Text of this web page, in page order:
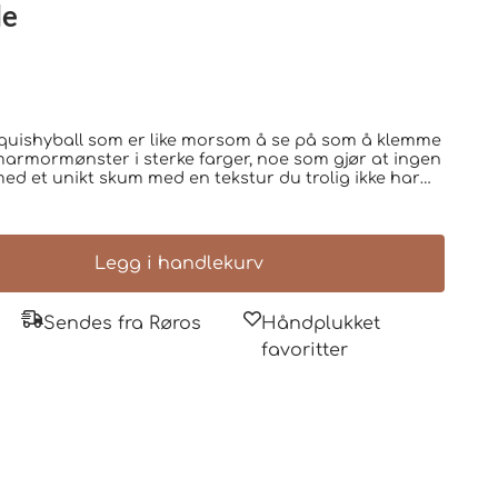
i sterke farger, noe som gjør at ingen
et unikt skum med en tekstur du trolig ikke har
gir en helt ny opplevelse. Den unike
tilfredsstillende å klemme på. Den store størrelsen
god klemmeopplevelse. Enten du bruker
en sansestimulerende leke eller som en morsom
– hver
premie -
fidgets Merk: Selges enkeltvis.
Legg i handlekurv
Sendes fra Røros
Håndplukket
favoritter